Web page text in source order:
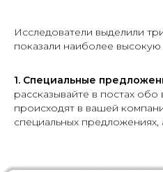
Исследователи выделили
показали наиболее высокую
1. Специальные
рассказывайте в постах обо
происходят в вашей
специальных предложениях,